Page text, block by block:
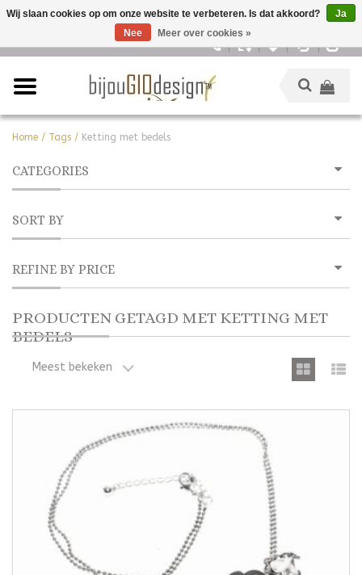
Home / Tags / Ketting met bedels
CATEGORIES
SORT BY
REFINE BY PRICE
PRODUCTEN GETAGD MET KETTING MET
BEDELS
Meest bekeken
Wij slaan cookies op om onze website te verbeteren. Is dat akkoord?
Ja
Nee
Meer over cookies »